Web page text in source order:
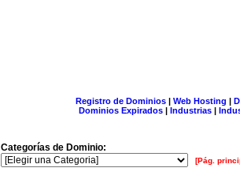
Registro de Dominios| Web Hosting |
Dominios Expirados | Industrias |
Categorías de Dominio:
[Pág.